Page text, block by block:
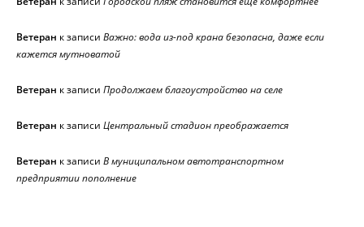
Ветеран к записи Важно: вода из-под крана безопасна, даже если
кажется мутноватой
Ветеран к записи Продолжаем благоустройство на селе
Ветеран к записи Центральный стадион преображается
Ветеран к записи В муниципальном автотранспортном
предприятии пополнение